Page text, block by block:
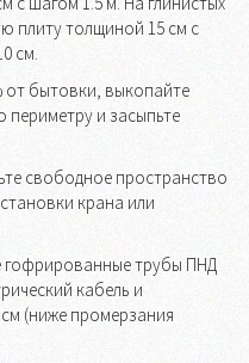
плиту толщиной 15 см с
см.
от бытовки, выкопайте
и засыпьте
свободное пространство
крана или
трубы ПНД
кабель и
(ниже промерзания